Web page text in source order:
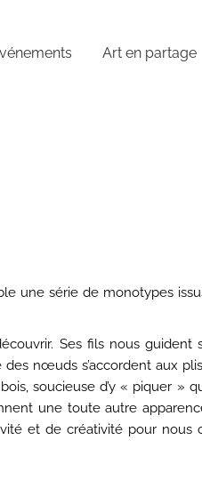
Art en partage
une série de monotypes
Ses fils nous guident
des nœuds s’accordent aux
soucieuse d’y « piquer »
une toute autre
et de créativité pour